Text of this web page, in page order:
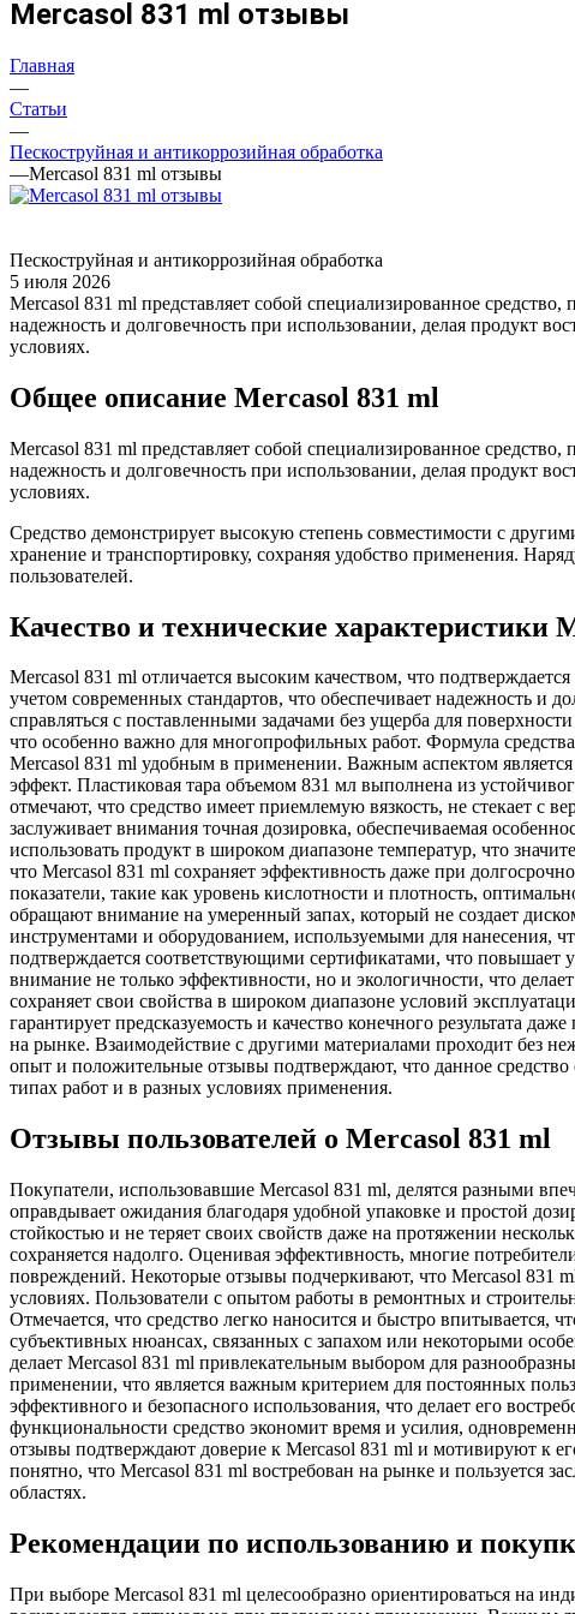
Mercasol 831 ml отзывы
Главная
—
Статьи
—
Пескоструйная и антикоррозийная обработка
—Mercasol 831 ml отзывы
Пескоструйная и антикоррозийная обработка
5 июля 2026
Mercasol 831 ml представляет собой специализированное
надежность и долговечность при использовании, делая продукт
условиях.
Общее описание Mercasol 831 ml
Mercasol 831 ml представляет собой специализированное
надежность и долговечность при использовании, делая продукт
условиях.
Средство демонстрирует высокую степень совместимости с
хранение и транспортировку, сохраняя удобство применения.
пользователей.
Качество и технические характеристики
Mercasol 831 ml отличается высоким качеством, что
учетом современных стандартов, что обеспечивает надежность и
справляться с поставленными задачами без ущерба для
что особенно важно для многопрофильных работ. Формула
Mercasol 831 ml удобным в применении. Важным аспектом является
эффект. Пластиковая тара объемом 831 мл выполнена из
отмечают, что средство имеет приемлемую вязкость, не стекает с
заслуживает внимания точная дозировка, обеспечиваемая
использовать продукт в широком диапазоне температур, что
что Mercasol 831 ml сохраняет эффективность даже при
показатели, такие как уровень кислотности и плотность,
обращают внимание на умеренный запах, который не создает
инструментами и оборудованием, используемыми для нанесения,
подтверждается соответствующими сертификатами, что повышает
внимание не только эффективности, но и экологичности, что
сохраняет свои свойства в широком диапазоне условий
гарантирует предсказуемость и качество конечного результата
на рынке. Взаимодействие с другими материалами проходит без
опыт и положительные отзывы подтверждают, что данное средство
типах работ и в разных условиях применения.
Отзывы пользователей о Mercasol 831 ml
Покупатели, использовавшие Mercasol 831 ml, делятся разными
оправдывает ожидания благодаря удобной упаковке и простой
стойкостью и не теряет своих свойств даже на протяжении
сохраняется надолго. Оценивая эффективность, многие
повреждений. Некоторые отзывы подчеркивают, что Mercasol 831
условиях. Пользователи с опытом работы в ремонтных и
Отмечается, что средство легко наносится и быстро впитывается,
субъективных нюансах, связанных с запахом или некоторыми
делает Mercasol 831 ml привлекательным выбором для
применении, что является важным критерием для постоянных
эффективного и безопасного использования, что делает его
функциональности средство экономит время и усилия,
отзывы подтверждают доверие к Mercasol 831 ml и мотивируют к
понятно, что Mercasol 831 ml востребован на рынке и пользуется
областях.
Рекомендации по использованию и
При выборе Mercasol 831 ml целесообразно ориентироваться на